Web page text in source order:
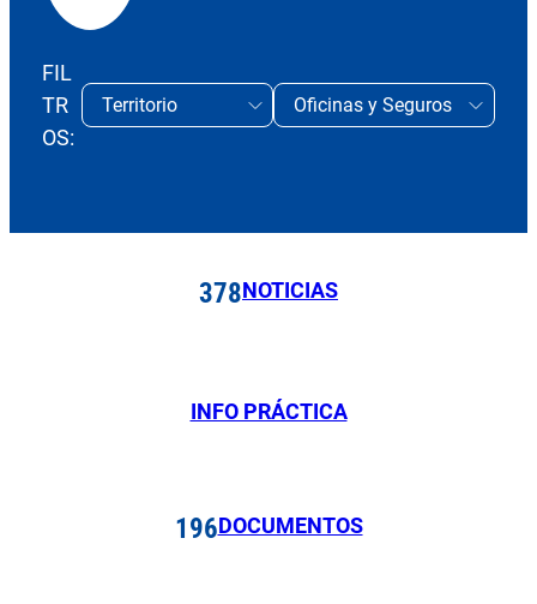
FIL
TR
OS:
378NOTICIAS
INFO PRÁCTICA
196DOCUMENTOS